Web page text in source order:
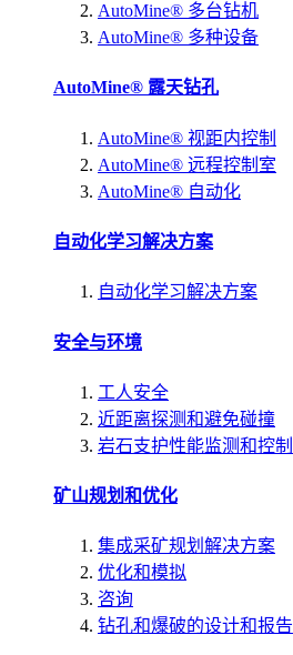
AutoMine® 多台钻机
AutoMine® 多种设备
AutoMine® 露天钻孔
AutoMine® 视距内控制
AutoMine® 远程控制室
AutoMine® 自动化
自动化学习解决方案
自动化学习解决方案
安全与环境
工人安全
近距离探测和避免碰撞
岩石支护性能监测和控制
矿山规划和优化
集成采矿规划解决方案
优化和模拟
咨询
钻孔和爆破的设计和报告